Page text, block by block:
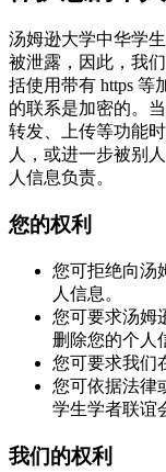
汤姆逊大学中华学
被泄露，因此，我
括使用带有 https 等
的联系是加密的。
转发、上传等功能
人，或进一步被别
人信息负责。
您的权利
您可拒绝向汤
人信息。
您可要求汤姆
删除您的个人
您可要求我们
您可依据法律
学生学者联谊
我们的权利